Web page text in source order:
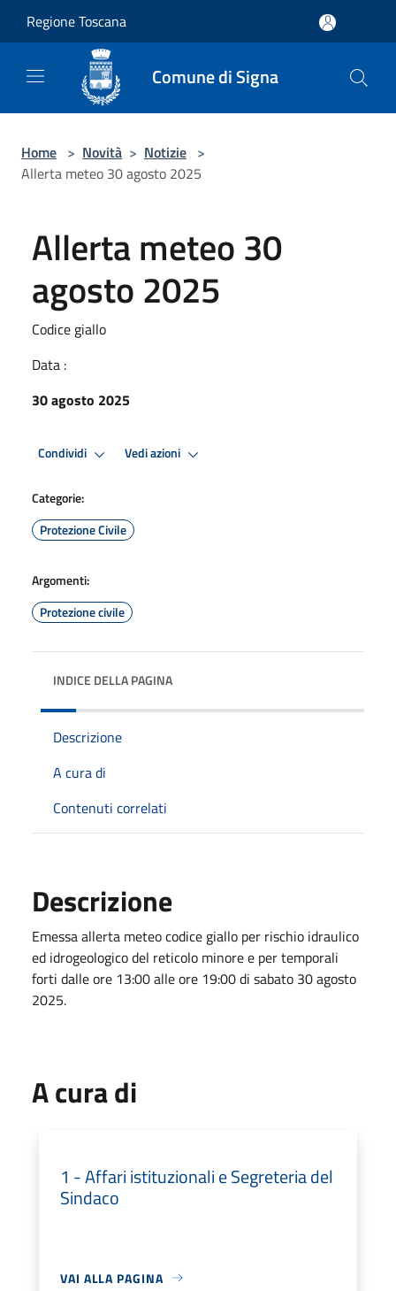
Regione Toscana
Comune di Signa
Home > Novità > Notizie >
Allerta meteo 30 agosto 2025
Allerta meteo 30
agosto 2025
Codice giallo
Data :
30 agosto 2025
Condividi Vedi azioni
Categorie:
Protezione Civile
Argomenti:
Protezione civile
INDICE DELLA PAGINA
Descrizione
A cura di
Contenuti correlati
Descrizione
Emessa allerta meteo codice giallo per rischio idraulico
ed idrogeologico del reticolo minore e per temporali
forti dalle ore 13:00 alle ore 19:00 di sabato 30 agosto
2025.
A cura di
1 - Affari istituzionali e Segreteria del
Sindaco
VAI ALLA PAGINA